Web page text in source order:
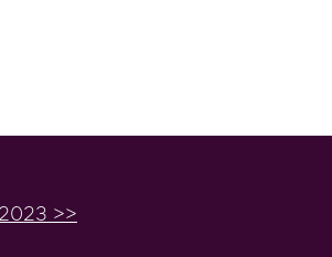
>>